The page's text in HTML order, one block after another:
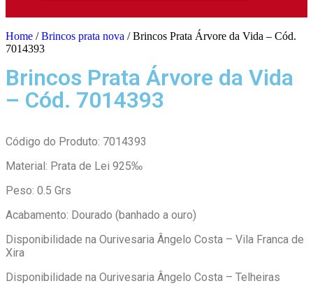
Home /Brincos prata nova / Brincos Prata Árvore da Vida – Cód.
7014393
Brincos Prata Árvore da Vida
– Cód. 7014393
Código do Produto: 7014393
Material: Prata de Lei 925‰
Peso: 0.5 Grs
Acabamento: Dourado (banhado a ouro)
Disponibilidade na Ourivesaria Ângelo Costa – Vila Franca de
Xira
Disponibilidade na Ourivesaria Ângelo Costa – Telheiras